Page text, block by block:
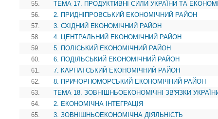
55.
ТЕМА 17. ПРОДУКТИВНІ СИЛИ УКРАЇНИ ТА
56.
2. ПРИДНІПРОВСЬКИЙ ЕКОНОМІЧНИЙ РАЙОН
57.
3. СХІДНИЙ ЕКОНОМІЧНИЙ РАЙОН
58.
4. ЦЕНТРАЛЬНИЙ ЕКОНОМІЧНИЙ РАЙОН
59.
5. ПОЛІСЬКИЙ ЕКОНОМІЧНИЙ РАЙОН
60.
6. ПОДІЛЬСЬКИЙ ЕКОНОМІЧНИЙ РАЙОН
61.
7. КАРПАТСЬКИЙ ЕКОНОМІЧНИЙ РАЙОН
62.
8. ПРИЧОРНОМОРСЬКИЙ ЕКОНОМІЧНИЙ РАЙОН
63.
ТЕМА 18. ЗОВНІШНЬОЕКОНОМІЧНІ ЗВ'ЯЗКИ
64.
2. ЕКОНОМІЧНА ІНТЕГРАЦІЯ
65.
3. ЗОВНІШНЬОЕКОНОМІЧНА ДІЯЛЬНІСТЬ